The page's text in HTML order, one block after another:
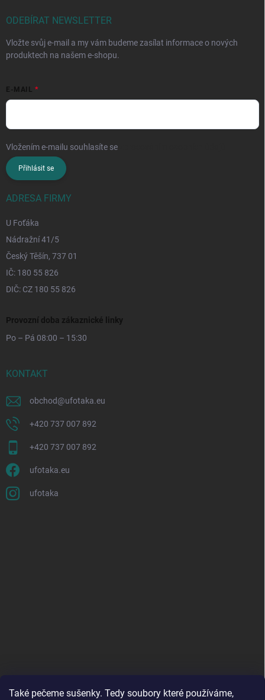
Také pečeme sušenky. Tedy soubory které používáme,
ODEBÍRAT NEWSLETTER
Vložte svůj e-mail a my vám budeme zasílat informace o nových
produktech na našem e-shopu.
E-MAIL
Vložením e-mailu souhlasíte se
Přihlásit se
ADRESA FIRMY
U Foťáka
Nádražní 41/5
Český Těšín, 737 01
IČ: 180 55 826
DIČ: CZ 180 55 826
Provozní doba zákaznické linky
Po – Pá 08:00 – 15:30
KONTAKT
obchod@ufotaka.eu
+420 737 007 892
+420 737 007 892
ufotaka.eu
ufotaka